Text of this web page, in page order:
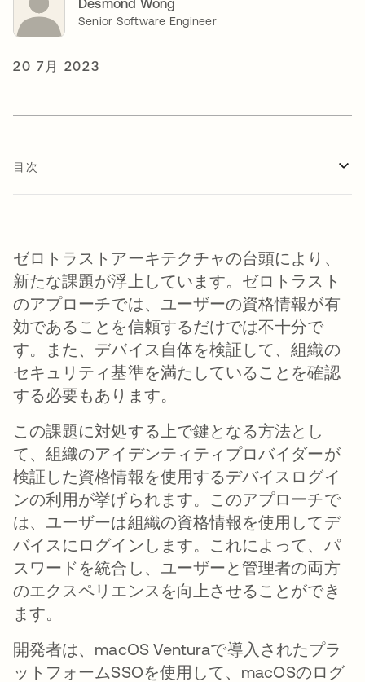
Senior Software Engineer
20 7月 2023
目次
ゼロトラストアーキテクチャの台頭により、
新たな課題が浮上しています。ゼロトラスト
のアプローチでは、ユーザーの資格情報が有
効であることを信頼するだけでは不十分で
す。また、デバイス自体を検証して、組織の
セキュリティ基準を満たしていることを確認
する必要もあります。
この課題に対処する上で鍵となる方法とし
て、組織のアイデンティティプロバイダーが
検証した資格情報を使用するデバイスログイ
ンの利用が挙げられます。このアプローチで
は、ユーザーは組織の資格情報を使用してデ
バイスにログインします。これによって、パ
スワードを統合し、ユーザーと管理者の両方
のエクスペリエンスを向上させることができ
ます。
開発者は、macOS Venturaで導入されたプラ
ットフォームSSOを使用して、macOSのログ